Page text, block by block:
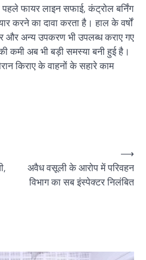
फायर लाइन सफाई, कंट्रोल बर्निंग
करने का दावा करता है। हाल के वर्षों
अन्य उपकरण भी उपलब्ध कराए गए
कमी अब भी बड़ी समस्या बनी हुई है।
किराए के वाहनों के सहारे काम
अवैध वसूली के आरोप में परिवहन
विभाग का सब इंस्पेक्टर निलंबित
⟶